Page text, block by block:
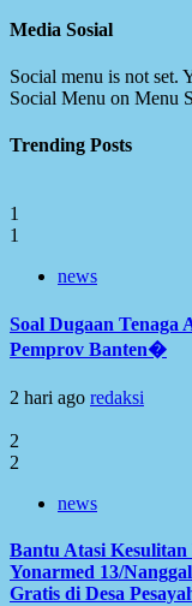
Media Sosial
Social menu is not set.
Social Menu on Menu
Trending Posts
1
1
news
Soal Dugaan
Pemprov Banten�
2 hari ago redaksi
2
2
news
Bantu Atasi Kesulitan
Yonarmed 13/
Gratis di Desa